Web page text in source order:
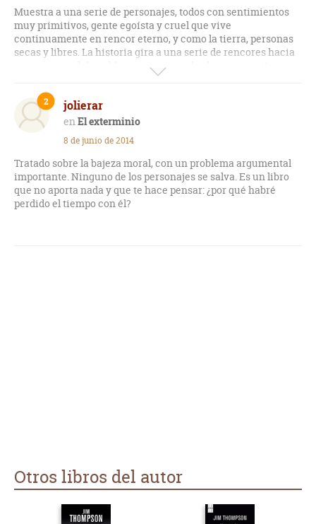
Muestra a una serie de personajes, todos con sentimientos
muy primitivos, gente egoísta y cruel que vive
continuamente en rencor eterno, y como la tierra, personas
secas y libres. La historia gira a una serie de rencores hacia
una persona del pueblo, rencores que les hacen cuestionarse
el asesinarla y que ella misma se lo cuestione. Relato áspero
que muestra una serie de personajes memorables, dentro eso
sí de una serie de parámetros. No es su mejor novela.
jolierar
El exterminio
2
8 de junio de 2014
Tratado sobre la bajeza moral, con un problema argumental
importante. Ninguno de los personajes se salva. Es un libro
que no aporta nada y que te hace pensar: ¿por qué habré
perdido el tiempo con él?
Otros libros del autor